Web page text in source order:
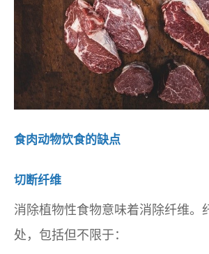
食肉动物饮食的缺点
切断纤维
消除植物性食物意味着消除纤维。
处，包括但不限于：